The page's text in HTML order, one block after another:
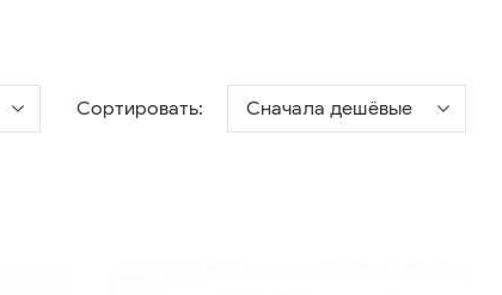
Сортировать: Сначала дешёвые